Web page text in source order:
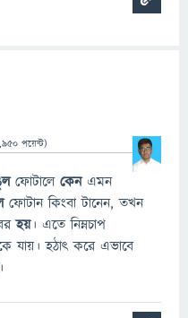
পয়েন্ট)
ফোটালে কেনএমন
ফোটান কিংবা টানেন, তখন
হয়। এতে নিম্নচাপ
যায়। হঠাৎ করে এভাবে